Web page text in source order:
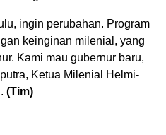
ingin perubahan. Program
keinginan milenial, yang
Kami mau gubernur baru,
Ketua Milenial Helmi-
(Tim)